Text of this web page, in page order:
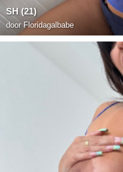
SH (21)
door Floridagalbabe